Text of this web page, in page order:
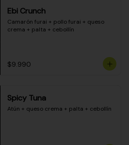
Ebi Crunch
Camarón furai + pollo furai + queso
crema + palta + cebollín
$9.990
Spicy Tuna
Atún + queso crema + palta + cebollín